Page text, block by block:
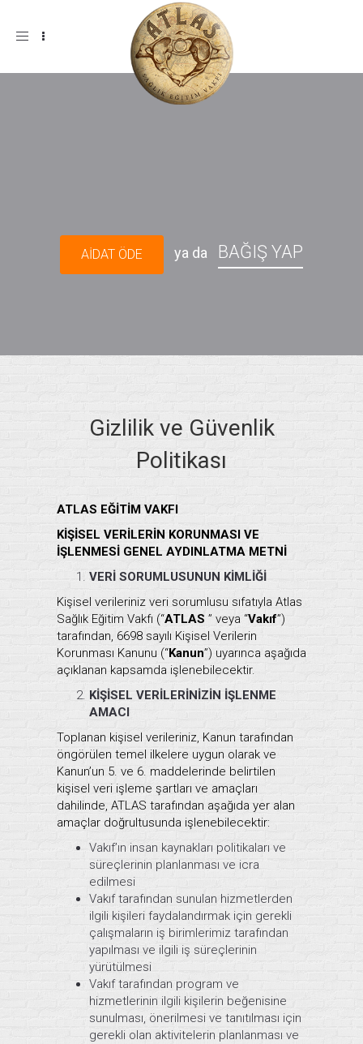
Menü
AİDAT ÖDE ya da BAĞIŞ YAP
Gizlilik ve Güvenlik
Politikası
ATLAS EĞİTİM VAKFI
KİŞİSEL VERİLERİN KORUNMASI VE
İŞLENMESİ GENEL AYDINLATMA METNİ
VERİ SORUMLUSUNUN KİMLİĞİ
Kişisel verileriniz veri sorumlusu sıfatıyla Atlas
Sağlık Eğitim Vakfı (“ATLAS ” veya “Vakıf”)
tarafından, 6698 sayılı Kişisel Verilerin
Korunması Kanunu (“Kanun”) uyarınca aşağıda
açıklanan kapsamda işlenebilecektir.
KİŞİSEL VERİLERİNİZİN İŞLENME
AMACI
Toplanan kişisel verileriniz, Kanun tarafından
öngörülen temel ilkelere uygun olarak ve
Kanun’un 5. ve 6. maddelerinde belirtilen
kişisel veri işleme şartları ve amaçları
dahilinde, ATLAS tarafından aşağıda yer alan
amaçlar doğrultusunda işlenebilecektir:
Vakıf’ın insan kaynakları politikaları ve
süreçlerinin planlanması ve icra
edilmesi
Vakıf tarafından sunulan hizmetlerden
ilgili kişileri faydalandırmak için gerekli
çalışmaların iş birimlerimiz tarafından
yapılması ve ilgili iş süreçlerinin
yürütülmesi
Vakıf tarafından program ve
hizmetlerinin ilgili kişilerin beğenisine
sunulması, önerilmesi ve tanıtılması için
gerekli olan aktivitelerin planlanması ve